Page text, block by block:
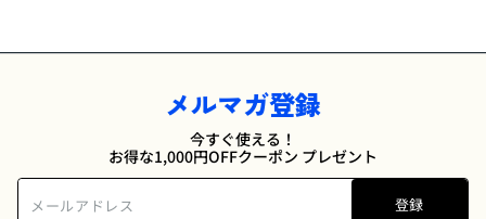
メルマガ登録
今すぐ使える！
お得な1,000円OFFクーポン プレゼント
登録